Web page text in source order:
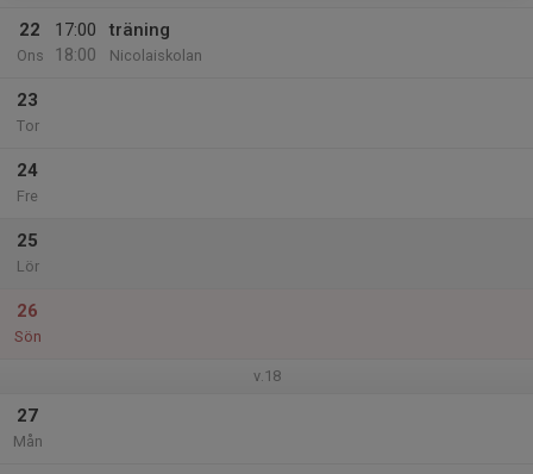
22
Ons
17:00
18:00
träning
Nicolaiskolan
23
Tor
24
Fre
25
Lör
26
Sön
v.18
27
Mån